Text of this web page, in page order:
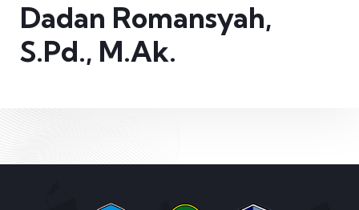
Dadan Romansyah,
S.Pd., M.Ak.